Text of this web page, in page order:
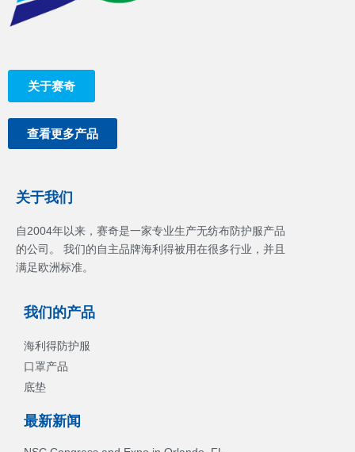
关于赛奇
查看更多产品
关于我们
自2004年以来，赛奇是一家专业生产无纺布防护服产品
的公司。 我们的自主品牌海利得被用在很多行业，并且
满足欧洲标准。
我们的产品
海利得防护服
口罩产品
底垫
最新新闻